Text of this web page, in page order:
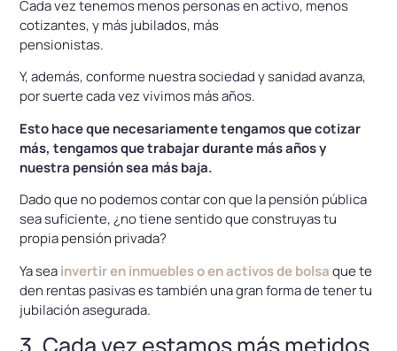
Cada vez tenemos menos personas en activo, menos
cotizantes, y más jubilados, más
pensionistas.
Y, además, conforme nuestra sociedad y sanidad avanza,
por suerte cada vez vivimos más años.
Esto hace que necesariamente tengamos que cotizar
más, tengamos que trabajar durante más años y
nuestra pensión sea más baja.
Dado que no podemos contar con que la pensión pública
sea suficiente, ¿no tiene sentido que construyas tu
propia pensión privada?
Ya seainvertir en inmuebles o en activos de bolsaque te
den rentas pasivas es también una gran forma de tener tu
jubilación asegurada.